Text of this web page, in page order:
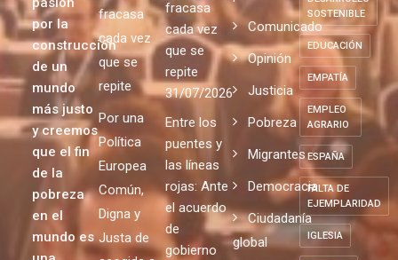
por la
construcción
de un
mundo
más justo
y creemos
que el fin
de la
pobreza
en el
mundo es
fracasa
cada vez
que se
repite
Por una
Política
Europea
Común,
Digna y
Justa de
fracasa
cada vez
que se
repite
31/07/2026
Entre los
puentes y
las líneas
rojas: Ante
el acuerdo
de
gobierno
Comunicado
Opinión
Justicia
Pobreza
Migrantes
Democracia
Ciudadanía
global
SOSTENIBLE
EDUCACIÓN
EMPATÍA
EMPLEO
AGRARIO
ESPAÑA
FALTA DE
EJEMPLARIDAD
IGLESIA